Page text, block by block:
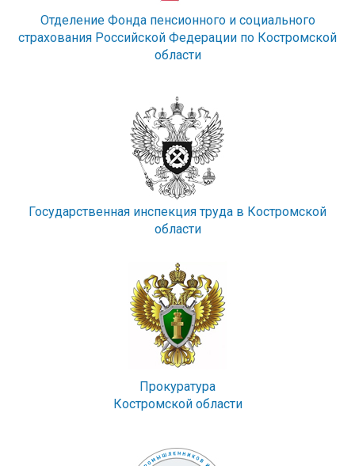
Отделение Фонда пенсионного и социального
страхования Российской Федерации по Костромской
области
Государственная инспекция труда в Костромской
области
Прокуратура
Костромской области